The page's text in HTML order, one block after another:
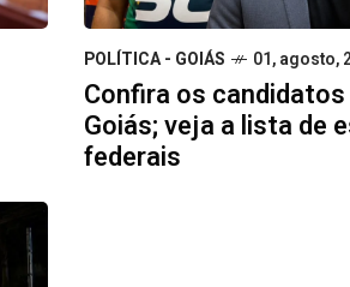
POLÍTICA - GOIÁS 01, agosto,
Confira os
Goiás; veja a lista de
federais